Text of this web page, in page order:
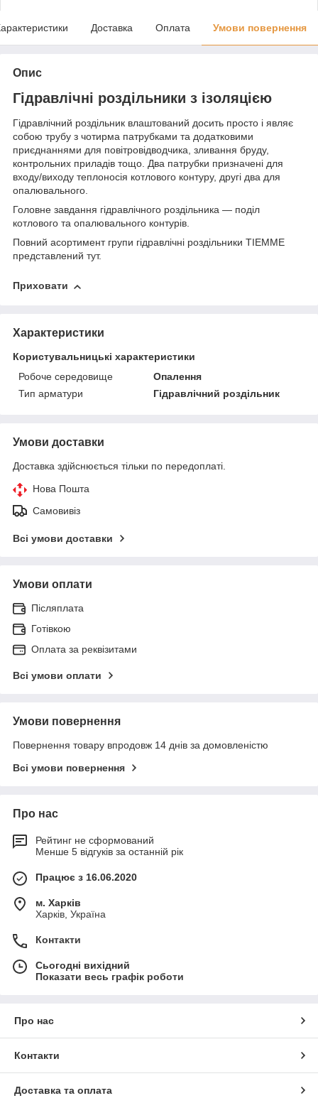
Доставка Оплата Умови повернення
Опис
Гідравлічні роздільники з ізоляцією
Гідравлічний роздільник влаштований досить просто і являє
собою трубу з чотирма патрубками та додатковими
приєднаннями для повітровідводчика, зливання бруду,
контрольних приладів тощо. Два патрубки призначені для
входу/виходу теплоносія котлового контуру, другі два для
опалювального.
Головне завдання гідравлічного роздільника — поділ
котлового та опалювального контурів.
Повний асортимент групи гідравлічні роздільники TIEMME
представлений тут.
Приховати
Характеристики
Користувальницькі характеристики
Робоче середовище
Опалення
Тип арматури
Гідравлічний роздільник
Умови доставки
Доставка здійснюється тільки по передоплаті.
Нова Пошта
Самовивіз
Всі умови доставки
Умови оплати
Післяплата
Готівкою
Оплата за реквізитами
Всі умови оплати
Умови повернення
Повернення товару впродовж 14 днів за домовленістю
Всі умови повернення
Про нас
Рейтинг не сформований
Менше 5 відгуків за останній рік
Працює з 16.06.2020
м. Харків
Харків, Україна
Контакти
Сьогодні вихідний
Показати весь графік роботи
Про нас
Контакти
Доставка та оплата